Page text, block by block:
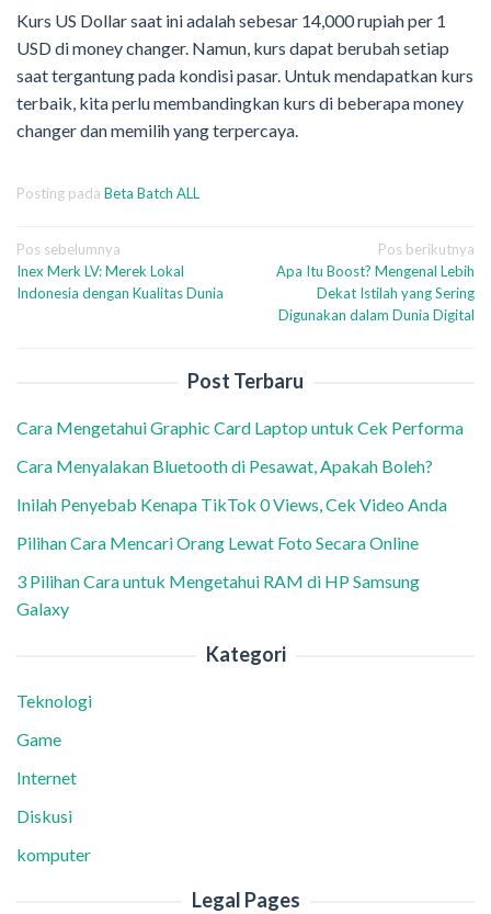
Kurs US Dollar saat ini adalah sebesar 14,000 rupiah per 1
USD di money changer. Namun, kurs dapat berubah setiap
saat tergantung pada kondisi pasar. Untuk mendapatkan kurs
terbaik, kita perlu membandingkan kurs di beberapa money
changer dan memilih yang terpercaya.
Posting pada Beta Batch ALL
Navigasi
pos
Pos sebelumnya
Inex Merk LV: Merek Lokal
Indonesia dengan Kualitas Dunia
Pos berikutnya
Apa Itu Boost? Mengenal Lebih
Dekat Istilah yang Sering
Digunakan dalam Dunia Digital
Post Terbaru
Cara Mengetahui Graphic Card Laptop untuk Cek Performa
Cara Menyalakan Bluetooth di Pesawat, Apakah Boleh?
Inilah Penyebab Kenapa TikTok 0 Views, Cek Video Anda
Pilihan Cara Mencari Orang Lewat Foto Secara Online
3 Pilihan Cara untuk Mengetahui RAM di HP Samsung
Galaxy
Kategori
Teknologi
Game
Internet
Diskusi
komputer
Legal Pages